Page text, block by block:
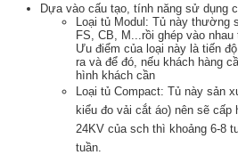
Dựa vào cấu tạo, tính năng sử dụng
Loại tủ Modul: Tủ này thường
FS, CB, M...rồi ghép vào
Ưu điểm của loại này là tiến
ra và để đó, nếu khách hàng
hình khách cần
Loại tủ Compact: Tủ này sản
kiểu đo vải cắt áo) nên sẽ
24KV của sch thì khoảng 6-8
tuần.